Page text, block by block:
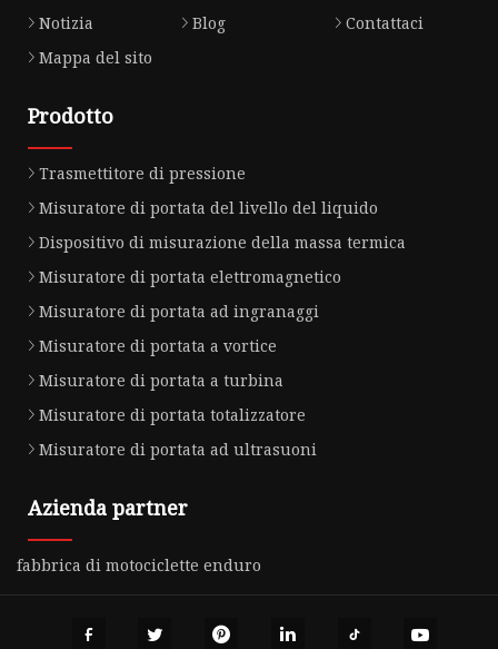
Notizia
Blog
Contattaci
Mappa del sito
Prodotto
Trasmettitore di pressione
Misuratore di portata del livello del liquido
Dispositivo di misurazione della massa termica
Misuratore di portata elettromagnetico
Misuratore di portata ad ingranaggi
Misuratore di portata a vortice
Misuratore di portata a turbina
Misuratore di portata totalizzatore
Misuratore di portata ad ultrasuoni
Azienda partner
fabbrica di motociclette enduro